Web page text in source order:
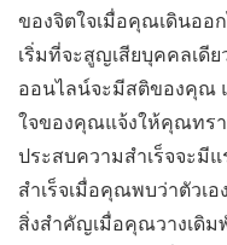
ของจิตใจเมื่อคุณเดินออ
เริ่มที่จะสูญเสียบุคคลเดี
ออนไลน์จะมีสติของคุณ
ใจของคุณแจ้งให้คุณทร
ประสบความสำเร็จจะมี
สำเร็จเมื่อคุณพบว่าตัวเอ
สิ่งสำคัญเมื่อคุณวางเดิม